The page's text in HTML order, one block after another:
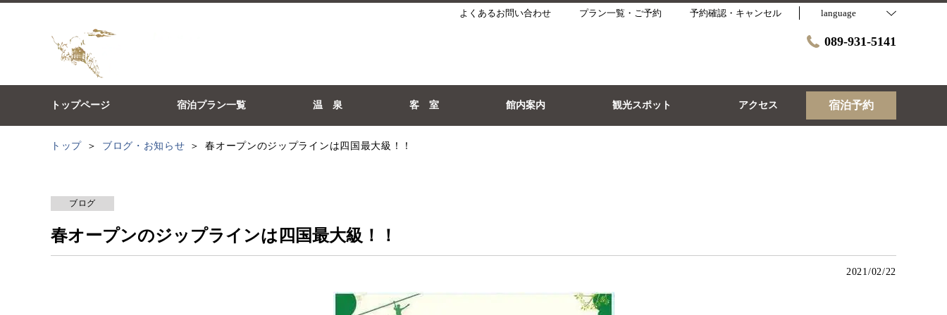
よくあるお問い合わせ プラン一覧・ご予約 予約確認・キャンセル language
089-931-5141
トップページ 宿泊プラン一覧 温 泉 客 室 館内案内 観光スポット アクセス 宿泊予約
トップ ブログ・お知らせ 春オープンのジップラインは四国最大級！！
ブログ
春オープンのジップラインは四国最大級！！
2021/02/22